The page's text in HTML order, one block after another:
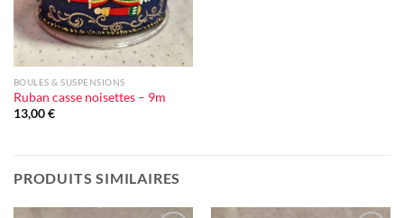
BOULES & SUSPENSIONS
Ruban casse noisettes – 9m
13,00€
PRODUITS SIMILAIRES